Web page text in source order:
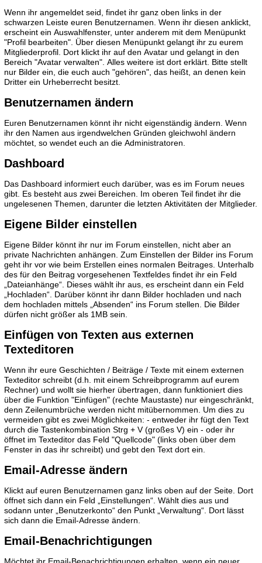
Wenn ihr angemeldet seid, findet ihr ganz oben links in der
schwarzen Leiste euren Benutzernamen. Wenn ihr diesen anklickt,
erscheint ein Auswahlfenster, unter anderem mit dem Menüpunkt
"Profil bearbeiten". Über diesen Menüpunkt gelangt ihr zu eurem
Mitgliederprofil. Dort klickt ihr auf den Avatar und gelangt in den
Bereich "Avatar verwalten". Alles weitere ist dort erklärt. Bitte stellt
nur Bilder ein, die euch auch "gehören", das heißt, an denen kein
Dritter ein Urheberrecht besitzt.
Benutzernamen ändern
Euren Benutzernamen könnt ihr nicht eigenständig ändern. Wenn
ihr den Namen aus irgendwelchen Gründen gleichwohl ändern
möchtet, so wendet euch an die Administratoren.
Dashboard
Das Dashboard informiert euch darüber, was es im Forum neues
gibt. Es besteht aus zwei Bereichen. Im oberen Teil findet ihr die
ungelesenen Themen, darunter die letzten Aktivitäten der Mitglieder.
Eigene Bilder einstellen
Eigene Bilder könnt ihr nur im Forum einstellen, nicht aber an
private Nachrichten anhängen. Zum Einstellen der Bilder ins Forum
geht ihr vor wie beim Erstellen eines normalen Beitrages. Unterhalb
des für den Beitrag vorgesehenen Textfeldes findet ihr ein Feld
„Dateianhänge“. Dieses wählt ihr aus, es erscheint dann ein Feld
„Hochladen“. Darüber könnt ihr dann Bilder hochladen und nach
dem hochladen mittels „Absenden“ ins Forum stellen. Die Bilder
dürfen nicht größer als 1MB sein.
Einfügen von Texten aus externen
Texteditoren
Wenn ihr eure Geschichten / Beiträge / Texte mit einem externen
Texteditor schreibt (d.h. mit einem Schreibprogramm auf eurem
Rechner) und wollt sie hierher übertragen, dann funktioniert dies
über die Funktion "Einfügen" (rechte Maustaste) nur eingeschränkt,
denn Zeilenumbrüche werden nicht mitübernommen. Um dies zu
vermeiden gibt es zwei Möglichkeiten: - entweder ihr fügt den Text
durch die Tastenkombination Strg + V (großes V) ein - oder ihr
öffnet im Texteditor das Feld "Quellcode" (links oben über dem
Fenster in das ihr schreibt) und gebt den Text dort ein.
Email-Adresse ändern
Klickt auf euren Benutzernamen ganz links oben auf der Seite. Dort
öffnet sich dann ein Feld „Einstellungen“. Wählt dies aus und
sodann unter „Benutzerkonto“ den Punkt „Verwaltung“. Dort lässt
sich dann die Email-Adresse ändern.
Email-Benachrichtigungen
Möchtet ihr Email-Benachrichtigungen erhalten, wenn ein neuer